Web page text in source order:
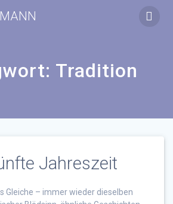
Tradition
Jahreszeit
Gleiche – immer wieder dieselben